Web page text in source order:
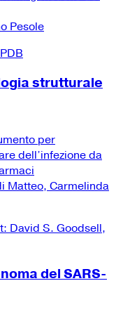
Pesole
strutturale
per
dell’infezione da
Matteo, Carmelinda
del SARS-